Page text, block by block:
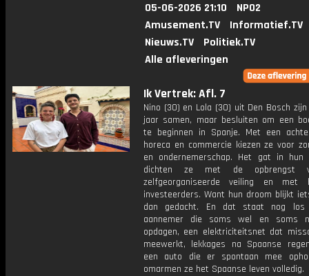
05-06-2026 21:10
NPO2
Amusement.TV
Informatief.TV
Nieuws.TV
Politiek.TV
Alle afleveringen
Ik Vertrek: Afl. 7
Nino (30) en Lola (30) uit Den Bosch
jaar samen, maar besluiten om een
te beginnen in Spanje. Met een
horeca en commercie kiezen ze voor
en ondernemerschap. Het gat in hun
dichten ze met de opbrengst
zelfgeorganiseerde veiling en met
investeerders. Want hun droom blijkt
dan gedacht. En dat staat nog los
aannemer die soms wel en soms
opdagen, een elektriciteitsnet dat
meewerkt, lekkages na Spaanse
een auto die er spontaan mee
omarmen ze het Spaanse leven volledig.